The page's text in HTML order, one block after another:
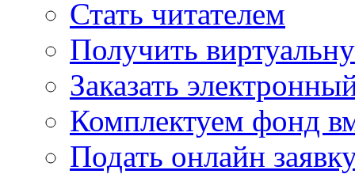
Стать читателем
Получить
Заказать
Комплектуем фонд
Подать онлайн